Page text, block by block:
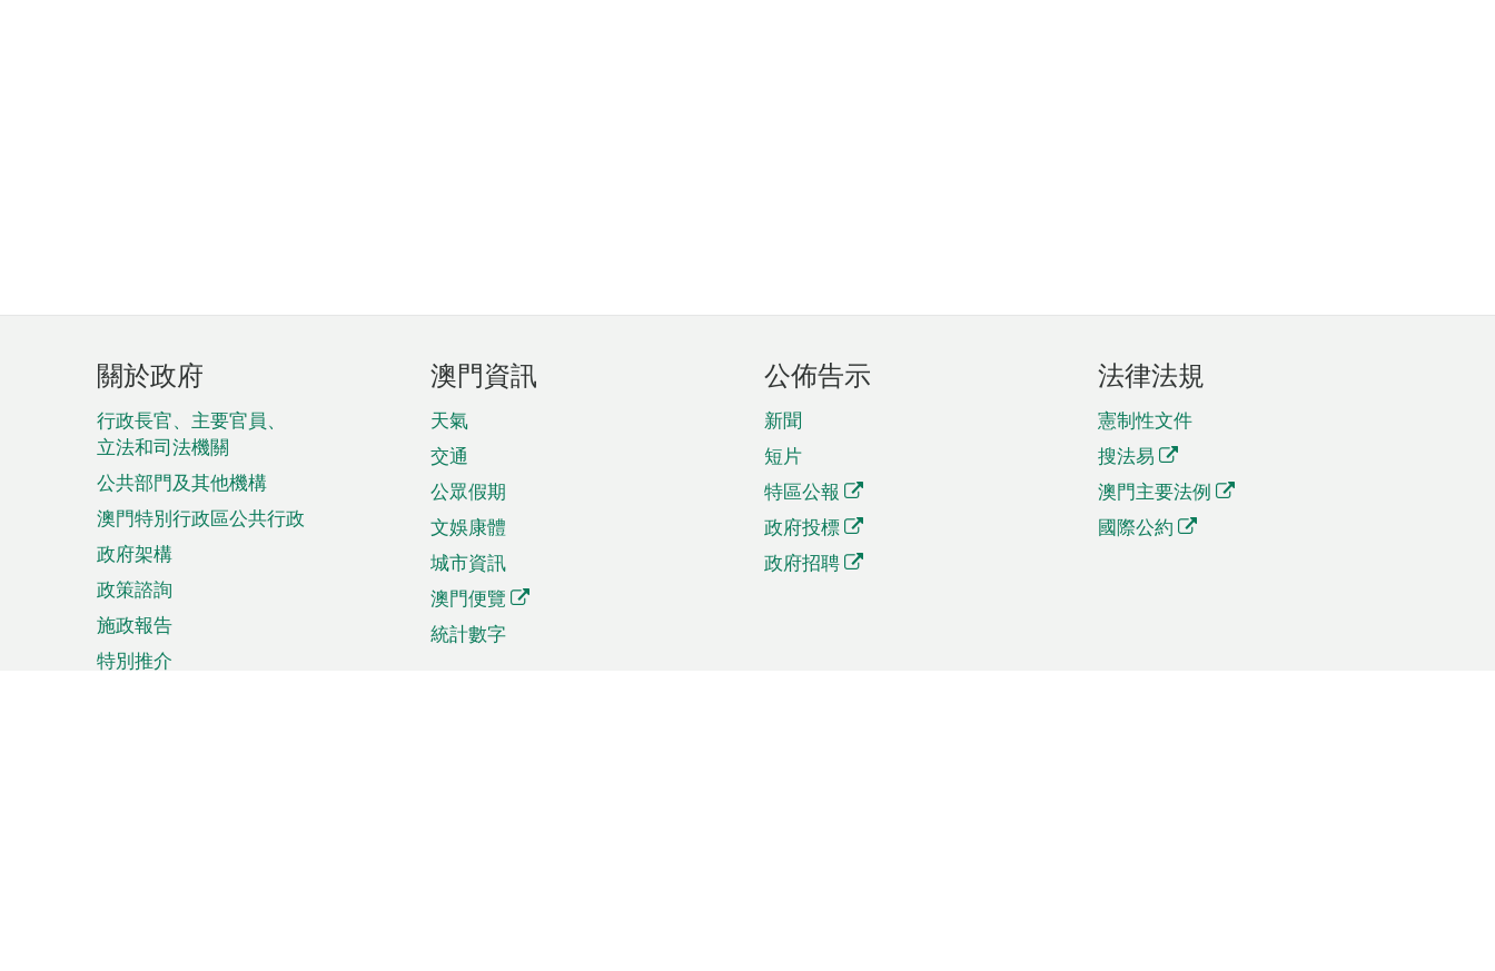
頁
腳
菜
單
關於政府
行政長官、主要官員、
立法和司法機關
公共部門及其他機構
澳門特別行政區公共行政
政府架構
政策諮詢
施政報告
特別推介
澳門資訊
天氣
交通
公眾假期
文娛康體
城市資訊
澳門便覽
統計數字
公佈告示
新聞
短片
特區公報
政府投標
政府招聘
法律法規
憲制性文件
搜法易
澳門主要法例
國際公約